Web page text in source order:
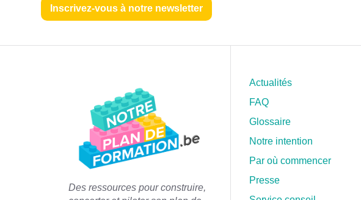
Inscrivez-vous à notre newsletter
Des ressources pour construire,
Actualités
FAQ
Glossaire
Notre intention
Par où commencer
Presse